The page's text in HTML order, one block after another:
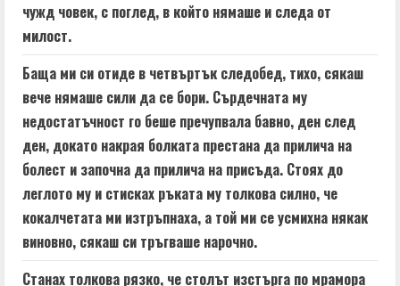
чужд човек, с поглед, в който нямаше и следа от
милост.
Баща ми си отиде в четвъртък следобед, тихо, сякаш
вече нямаше сили да се бори. Сърдечната му
недостатъчност го беше пречупвала бавно, ден след
ден, докато накрая болката престана да прилича на
болест и започна да прилича на присъда. Стоях до
леглото му и стисках ръката му толкова силно, че
кокалчетата ми изтръпнаха, а той ми се усмихна някак
виновно, сякаш си тръгваше нарочно.
Станах толкова рязко, че столът изстърга по мрамора